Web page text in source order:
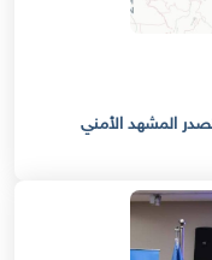
المشهد الأمني